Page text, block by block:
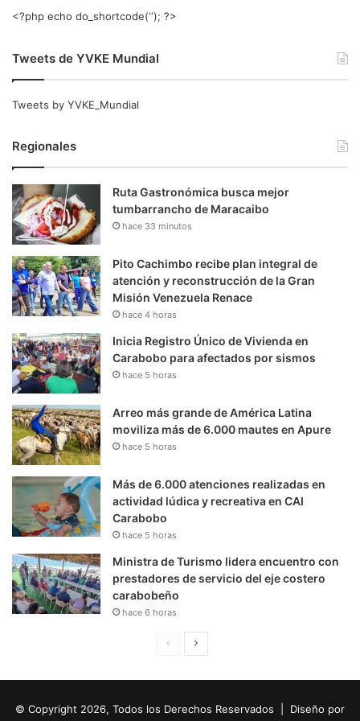
<?php echo do_shortcode(‘‘); ?>
Tweets de YVKE Mundial
Tweets by YVKE_Mundial
Regionales
Ruta Gastronómica busca mejor
tumbarrancho de Maracaibo
hace 33 minutos
Pito Cachimbo recibe plan integral de
atención y reconstrucción de la Gran
Misión Venezuela Renace
hace 4 horas
Inicia Registro Único de Vivienda en
Carabobo para afectados por sismos
hace 5 horas
Arreo más grande de América Latina
moviliza más de 6.000 mautes en Apure
hace 5 horas
Más de 6.000 atenciones realizadas en
actividad lúdica y recreativa en CAI
Carabobo
hace 5 horas
Ministra de Turismo lidera encuentro con
prestadores de servicio del eje costero
carabobeño
hace 6 horas
i
u
© Copyright 2026, Todos los Derechos Reservados | Diseño por